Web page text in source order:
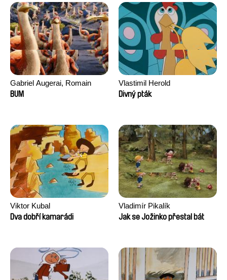
Gabriel Augerai, Romain
Augier, Laurie Pereira De
BUM
Vlastimil Herold
Divný pták
Viktor Kubal
Dva dobří kamarádi
Vladimír Pikalík
Jak se Jožinko přestal bát